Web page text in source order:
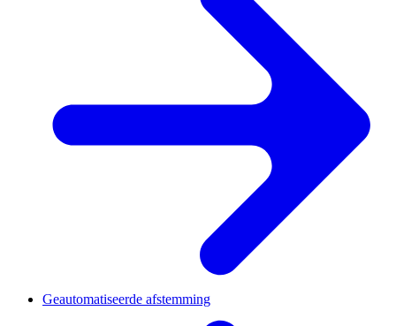
Geautomatiseerde afstemming